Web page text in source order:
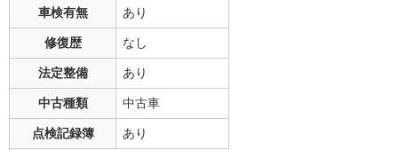
車検有無 あり
修復歴 なし
法定整備 あり
中古種類 中古車
点検記録簿 あり